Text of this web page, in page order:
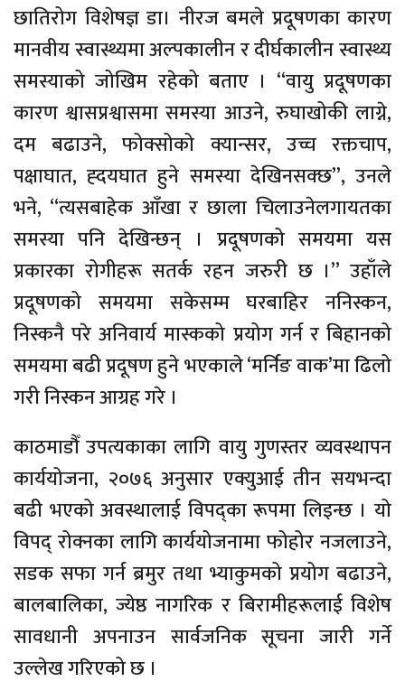
छातिरोग विशेषज्ञ डा। नीरज बमले प्रदूषणका कारण
मानवीय स्वास्थ्यमा अल्पकालीन र दीर्घकालीन स्वास्थ्य
समस्याको जोखिम रहेको बताए । “वायु प्रदूषणका
कारण श्वासप्रश्वासमा समस्या आउने, रुघाखोकी लाग्ने,
दम बढाउने, फोक्सोको क्यान्सर, उच्च रक्तचाप,
पक्षाघात, ह्दयघात हुने समस्या देखिनसक्छ”, उनले
भने, “त्यसबाहेक आँखा र छाला चिलाउनेलगायतका
समस्या पनि देखिन्छन् । प्रदूषणको समयमा यस
प्रकारका रोगीहरू सतर्क रहन जरुरी छ ।” उहाँले
प्रदूषणको समयमा सकेसम्म घरबाहिर ननिस्कन,
निस्कनै परे अनिवार्य मास्कको प्रयोग गर्न र बिहानको
समयमा बढी प्रदूषण हुने भएकाले ‘मर्निङ वाक’मा ढिलो
गरी निस्कन आग्रह गरे ।
काठमाडौँ उपत्यकाका लागि वायु गुणस्तर व्यवस्थापन
कार्ययोजना, २०७६ अनुसार एक्युआई तीन सयभन्दा
बढी भएको अवस्थालाई विपद्का रूपमा लिइन्छ । यो
विपद् रोक्नका लागि कार्ययोजनामा फोहोर नजलाउने,
सडक सफा गर्न ब्रमुर तथा भ्याकुमको प्रयोग बढाउने,
बालबालिका, ज्येष्ठ नागरिक र बिरामीहरूलाई विशेष
सावधानी अपनाउन सार्वजनिक सूचना जारी गर्ने
उल्लेख गरिएको छ ।